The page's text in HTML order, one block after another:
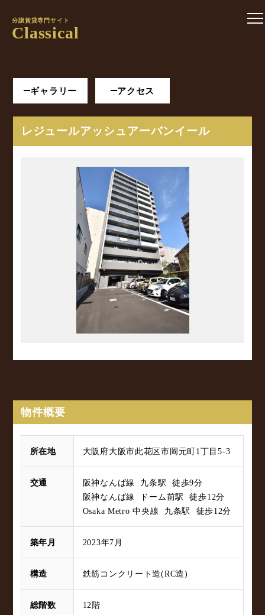
分譲賃貸専門サイト
Classical
ギャラリー アクセス
レジュールアッシュアーバンイール
物件概要
所在地 大阪府大阪市此花区市岡元町1丁目5-3
交通
阪神なんば線 九条駅 徒歩9分
阪神なんば線 ドーム前駅 徒歩12分
Osaka Metro 中央線 九条駅 徒歩12分
築年月 2023年7月
構造 鉄筋コンクリート造(RC造)
総階数 12階